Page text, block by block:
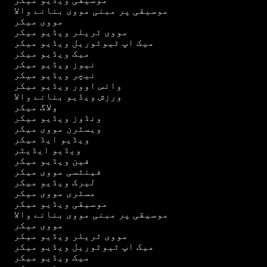
موسیقی پر مبنی مووی بنانے والا
مووی میکر
مووی ٹریلر ویڈیو میکر
میک اپ ٹیوٹوریل ویڈیو میکر
میک ویڈیو میکر
نیوز ویڈیو میکر
نیچر ویڈیو میکر
وائس اوور ویڈیو میکر
ورزش ویڈیو بنانے والا
ولاگ میکر
ونڈوز ویڈیو میکر
ویسٹرن مووی میکر
ویڈیو ایڈ میکر
ویڈیو ایڈیٹر
فین ویڈیو میکر
فینٹسی مووی میکر
لیرک ویڈیو میکر
مسٹری مووی میکر
موسیقی ویڈیو میکر
موسیقی پر مبنی مووی بنانے والا
مووی میکر
مووی ٹریلر ویڈیو میکر
میک اپ ٹیوٹوریل ویڈیو میکر
میک ویڈیو میکر